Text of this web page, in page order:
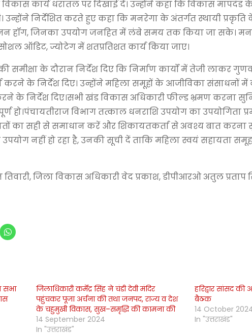
कार्य धरातल पर दिखाई दें। उन्होंने कहा कि विकास मापदंड
निर्देशित करते हुए कहा कि मनरेगा के अंतर्गत स्थायी प्रकृति
हॉग, जिनका उपयोग जनहित में लंबे समय तक किया जा सके।
ऑडिट, ज्योटेग में शतप्रतिशत कार्य किया जाए।
समीक्षा के दौरान निर्देश दिए कि निर्माण कार्यों में तेजी लाकर
के निर्देश दिए। उन्होंने महिला समूहों के आजीविका संसाधनों
के निर्देश दिए।सभी खंड विकास अधिकारी फील्ड भ्रमण करना
हो।पंचायतीराज विभाग तत्काल धनराशि उपयोग का उपयोगिता
का सही से समाधान करें और शिकायतकर्ता से अवश्य बात करना
नहीं हो रहा है, उनकी सूची दें ताकि महिला स्वयं सहायता
जिला विकास अधिकारी वेद प्रकाश, डीपीआरओ अतुल प्रताप
सभा
जिलाधिकारी कर्मेंद्र सिंह ने चंडी देवी मंदिर
पहुंचकर पूजा अर्चना की तथा जनपद, राज्य व देश
के चहुमुखी विकास, सुख–समृद्धि की कामना की
14 September 2024
In "उत्तराखंड"
हरिद्वार सांसद की
बैठक
14 October
In "उत्तराखंड"